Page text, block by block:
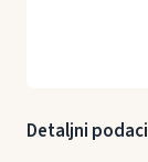
Detaljni podaci